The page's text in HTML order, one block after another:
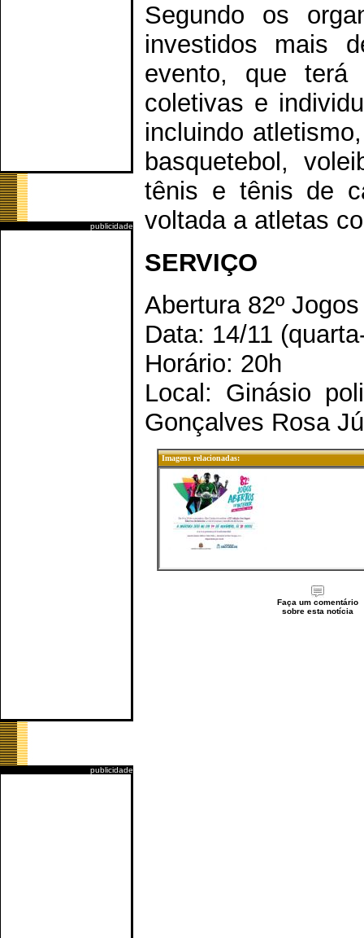
publicidade
publicidade
Segundo os
investidos mais
evento, que terá
coletivas e
incluindo
basquetebol,
tênis e tênis de
voltada a atletas
SERVIÇO
Abertura 82º
Data: 14/11
Horário: 20h
Local: Ginásio
Gonçalves Rosa
Imagens relacionadas:
Faça um comentário
sobre esta notícia